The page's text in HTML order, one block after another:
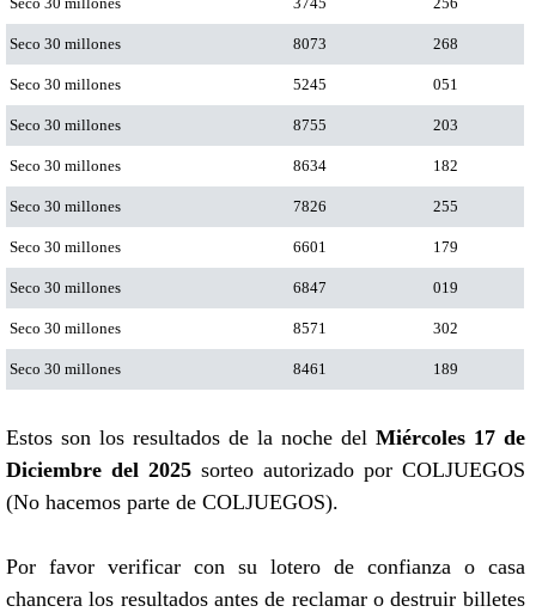
Seco 30 millones 8073 268
Seco 30 millones 5245 051
Seco 30 millones 8755 203
Seco 30 millones 8634 182
Seco 30 millones 7826 255
Seco 30 millones 6601 179
Seco 30 millones 6847 019
Seco 30 millones 8571 302
Seco 30 millones 8461 189
Estos son los resultados de la noche del Miércoles 17 de
Diciembre del 2025sorteo autorizado por COLJUEGOS
(No hacemos parte de COLJUEGOS).
Por favor verificar con su lotero de confianza o casa
chancera los resultados antes de reclamar o destruir billetes